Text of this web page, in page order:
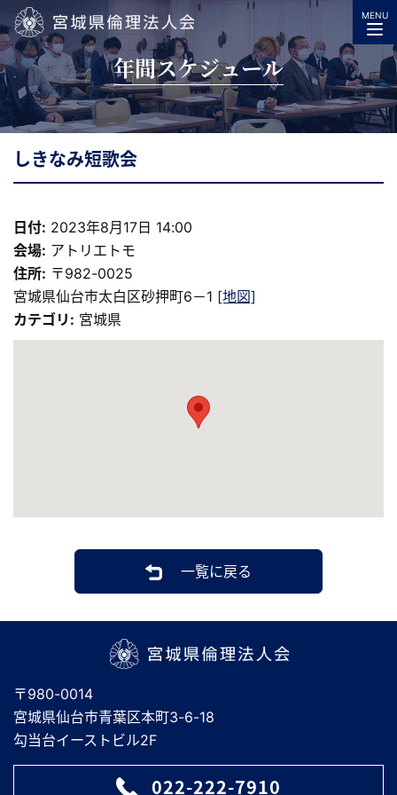
宮城県倫理法人会
MENU
年間スケジュール
しきなみ短歌会
日付: 2023年8月17日 14:00
会場: アトリエトモ
住所: 〒982-0025
宮城県仙台市太白区砂押町6－1 [地図]
カテゴリ: 宮城県
一覧に戻る
〒980-0014
宮城県仙台市青葉区本町3-6-18
勾当台イーストビル2F
022-222-7910